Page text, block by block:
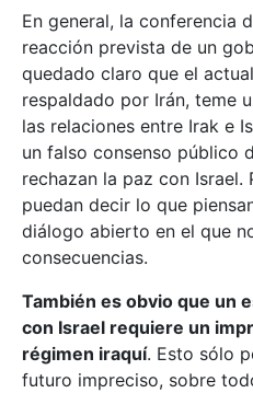
En general, la conferencia
reacción prevista de un
quedado claro que el
respaldado por Irán, teme
las relaciones entre Irak e
un falso consenso público
rechazan la paz con Israel.
puedan decir lo que
diálogo abierto en el que
consecuencias.
También es obvio que un
con Israel requiere un
régimen iraquí. Esto sólo
futuro impreciso, sobre